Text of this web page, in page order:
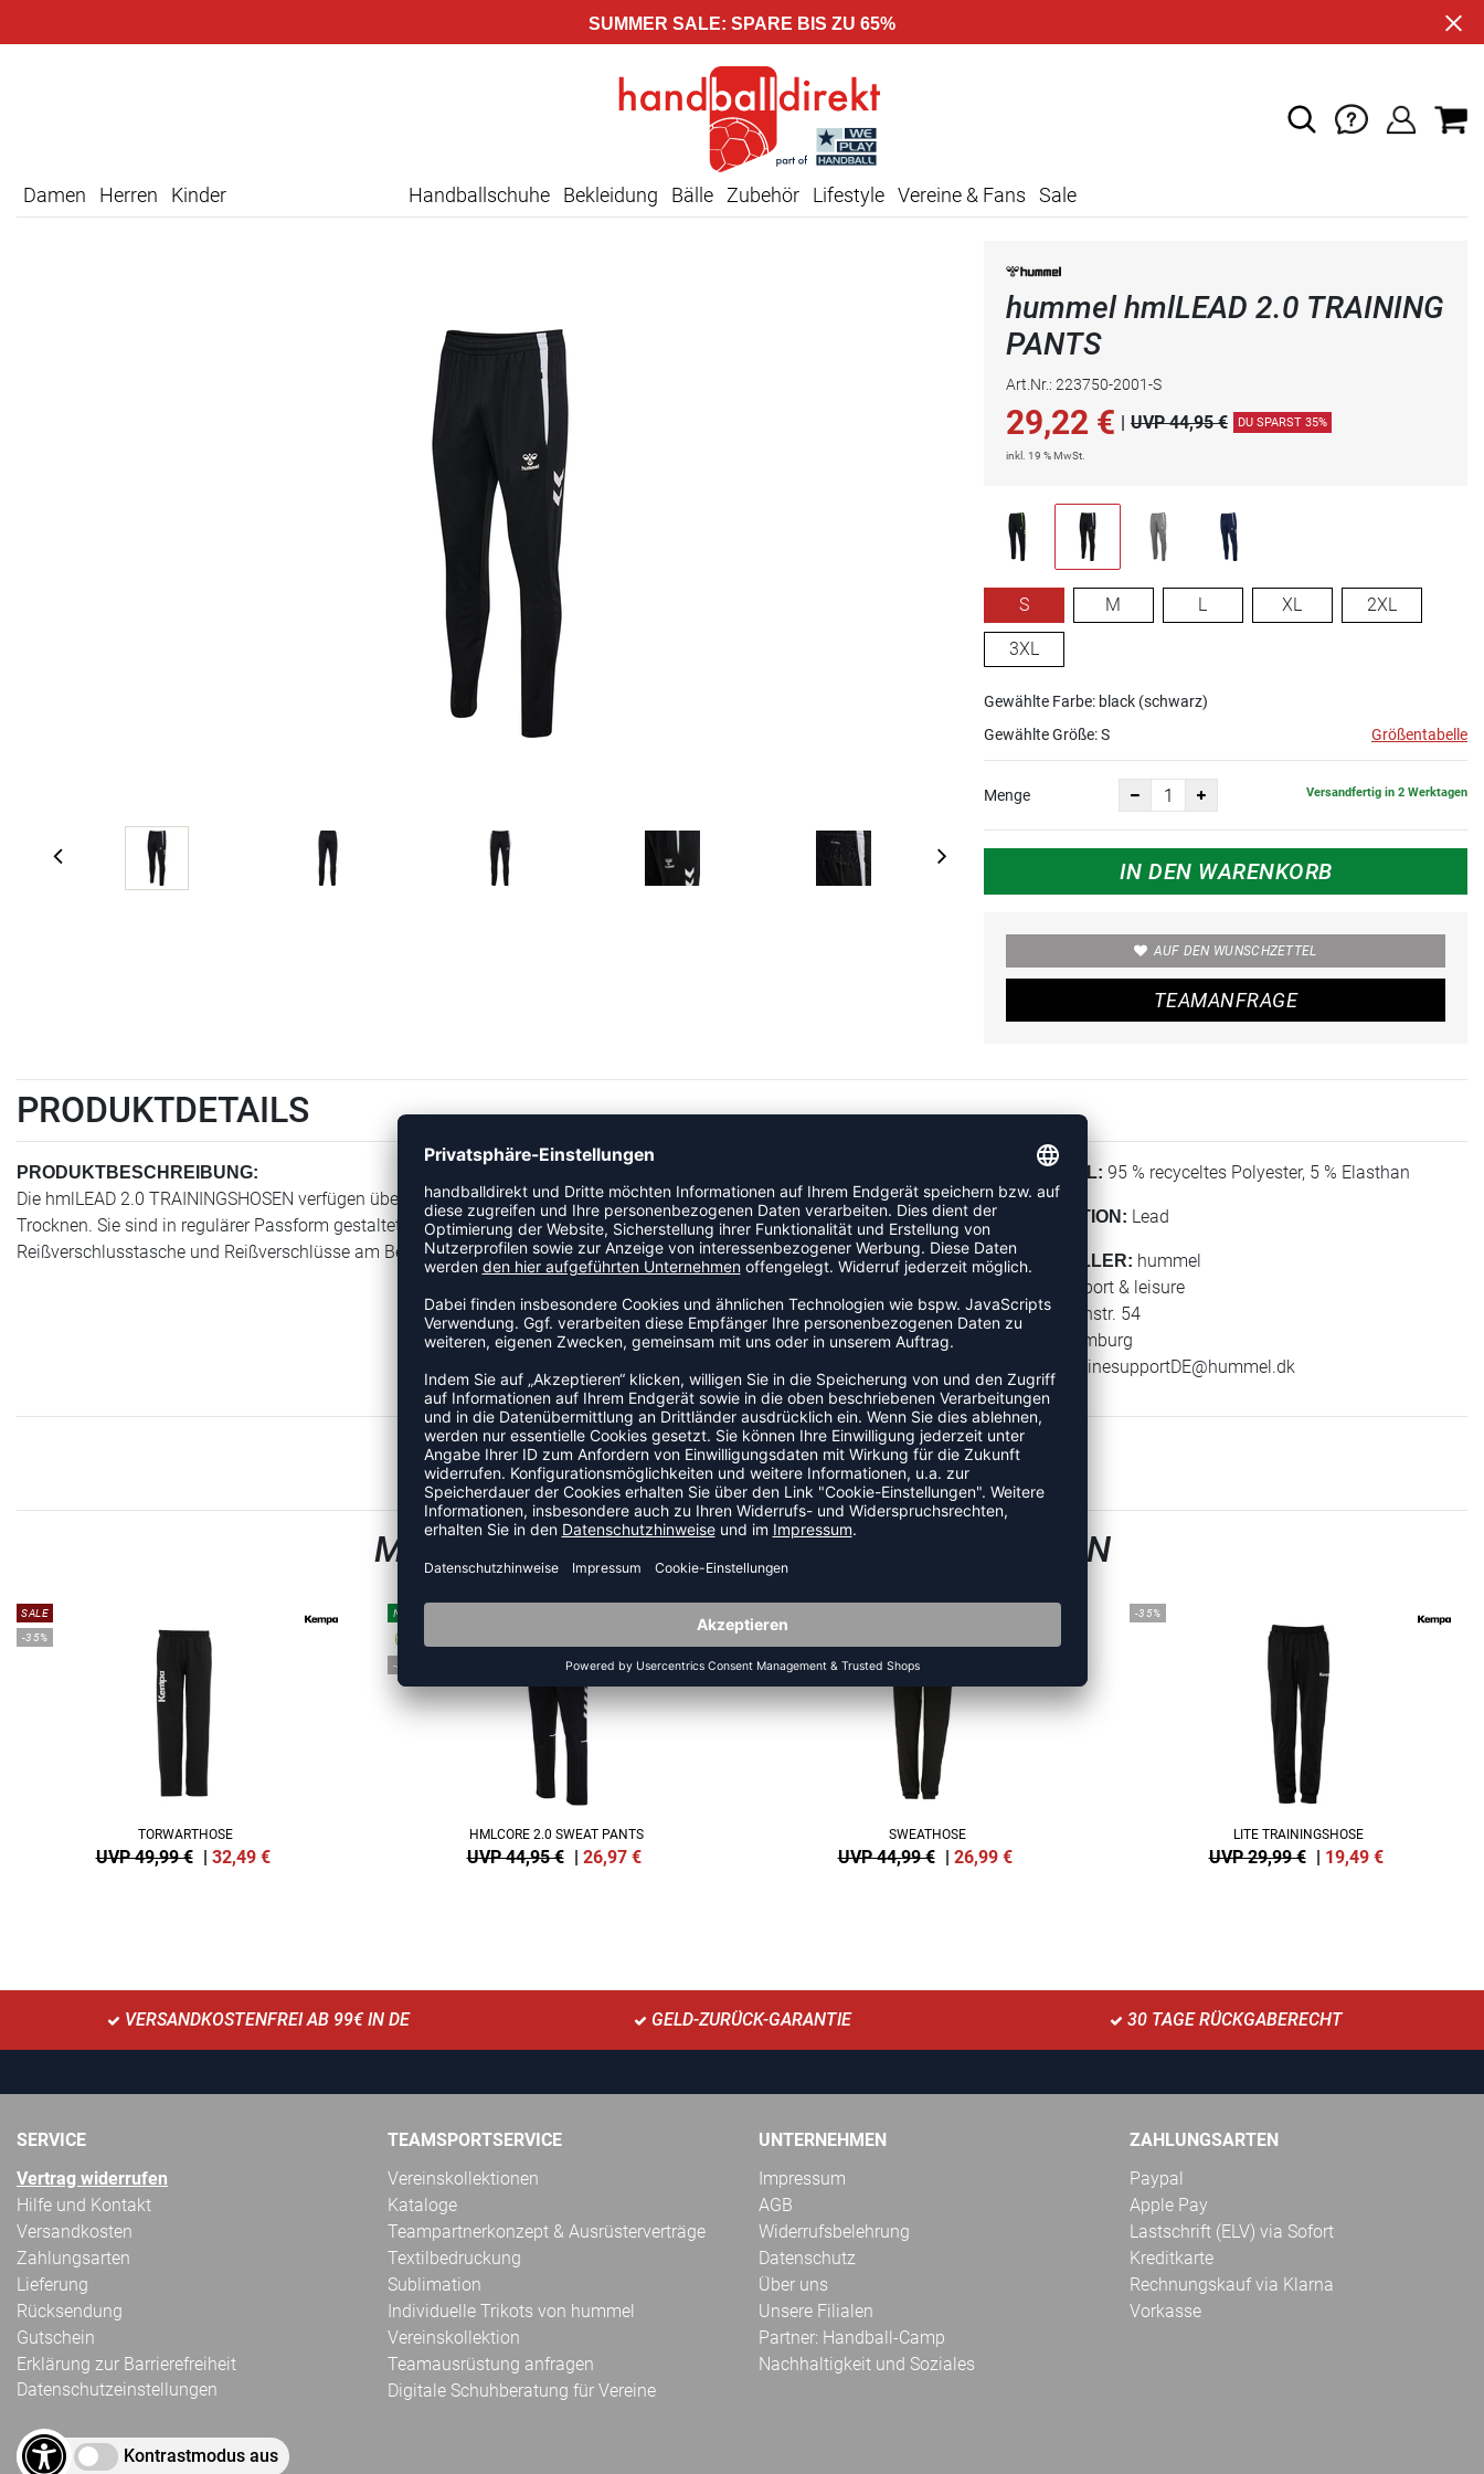
SUMMER SALE: SPARE BIS ZU 65%
Damen Herren Kinder Handballschuhe Bekleidung Bälle Zubehör Lifestyle Vereine & Fans Sale
hummel hmlLEAD 2.0 TRAINING
PANTS
Art.Nr.: 223750-2001-S
29,22 € | UVP 44,95 € DU SPARST 35%
inkl. 19 % MwSt.
S M L XL 2XL
3XL
Gewählte Farbe: black (schwarz)
Gewählte Größe:S Größentabelle
Menge Versandfertig in 2 Werktagen
IN DEN WARENKORB
AUF DEN WUNSCHZETTEL
TEAMANFRAGE
PRODUKTDETAILS
PRODUKTBESCHREIBUNG:
Die hmlLEAD 2.0 TRAININGSHOSEN verfügen über BEECOOL-Technologie für hohe Atmungsaktivität und schnelles
Trocknen. Sie sind in regulärer Passform gestaltet und beinhalten einen Kordelzug in der Taille, eine sichere
Reißverschlusstasche und Reißverschlüsse am Beinabschluss für einfachen Zugang.
MATERIAL: 95 % recyceltes Polyester, 5 % Elasthan
KOLLEKTION: Lead
HERSTELLER: hummel
hummel sport & leisure
Leverkusenstr. 54
22761 Hamburg
onlinesupportDE@hummel.dk
ZULETZT ANGESEHEN
MEHR AUS DER KATEGORIE TRAININGSHOSEN
SALE
-35%
TORWARTHOSE
UVP 49,99 € | 32,49 €
NEW
-40%
HMLCORE 2.0 SWEAT PANTS
UVP 44,95 € | 26,97 €
SWEATHOSE
UVP 44,99 € | 26,99 €
-35%
LITE TRAININGSHOSE
UVP 29,99 € | 19,49 €
VERSANDKOSTENFREI AB 99€ IN DE GELD-ZURÜCK-GARANTIE 30 TAGE RÜCKGABERECHT
SERVICE
Vertrag widerrufen
Hilfe und Kontakt
Versandkosten
Zahlungsarten
Lieferung
Rücksendung
Gutschein
Erklärung zur Barrierefreiheit
Datenschutzeinstellungen
Kontrastmodus aus
TEAMSPORTSERVICE
Vereinskollektionen
Kataloge
Teampartnerkonzept & Ausrüsterverträge
Textilbedruckung
Sublimation
Individuelle Trikots von hummel
Vereinskollektion
Teamausrüstung anfragen
Digitale Schuhberatung für Vereine
UNTERNEHMEN
Impressum
AGB
Widerrufsbelehrung
Datenschutz
Über uns
Unsere Filialen
Partner: Handball-Camp
Nachhaltigkeit und Soziales
ZAHLUNGSARTEN
Paypal
Apple Pay
Lastschrift (ELV) via Sofort
Kreditkarte
Rechnungskauf via Klarna
Vorkasse